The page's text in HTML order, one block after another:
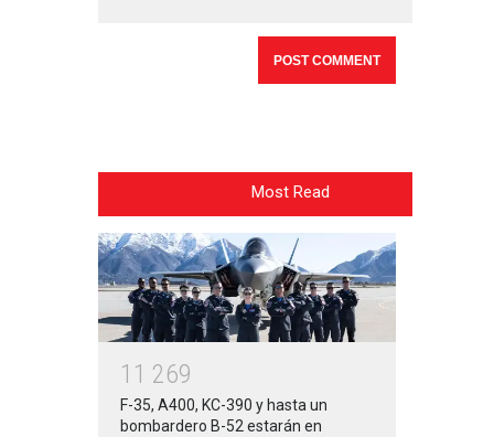
Most Read
1 1 269
F-35, A400, KC-390 y hasta un
bombardero B-52 estarán en